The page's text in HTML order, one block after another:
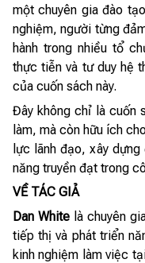
một chuyên gia đào
nghiệm, người từng
hành trong nhiều tổ
thực tiễn và tư duy hệ
của cuốn sách này.
Đây không chỉ là cuốn
làm, mà còn hữu ích
lực lãnh đạo, xây
năng truyền đạt trong
VỀ TÁC GIẢ
Dan White là chuyên
tiếp thị và phát triển
kinh nghiệm làm việc